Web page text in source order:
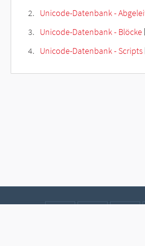
Unicode-Datenbank -
Unicode-Datenbank - Blöcke
Unicode-Datenbank - Scripts